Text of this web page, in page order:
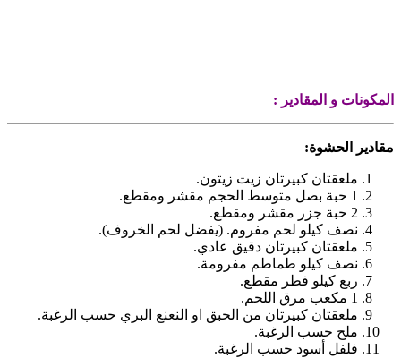
المكونات و المقادير :
مقادير الحشوة:
ملعقتان كبيرتان زيت زيتون.
1 حبة بصل متوسط الحجم مقشر ومقطع.
2 حبة جزر مقشر ومقطع.
نصف كيلو لحم مفروم. (يفضل لحم الخروف).
ملعقتان كبيرتان دقيق عادي.
نصف كيلو طماطم مفرومة.
ربع كيلو فطر مقطع.
1 مكعب مرق اللحم.
ملعقتان كبيرتان من الحبق او النعنع البري حسب الرغبة.
ملح حسب الرغبة.
فلفل أسود حسب الرغبة.